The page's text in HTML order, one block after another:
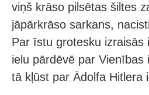
viņš krāso pilsētas šiltes
jāpārkrāso sarkans,
Par īstu grotesku
ielu pārdēvē par
tā kļūst par Ādolfa Hitlera